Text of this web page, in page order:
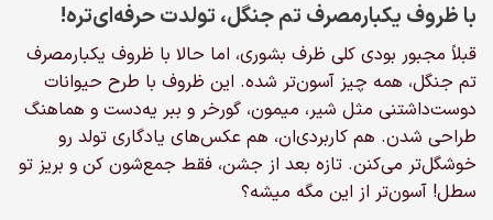
با ظروف یکبارمصرف تم جنگل، تولدت حرفه‌ای‌تره!
قبلاً مجبور بودی کلی ظرف بشوری، اما حالا با ظروف یکبارمصرف
تم جنگل، همه چیز آسون‌تر شده. این ظروف با طرح حیوانات
دوست‌داشتنی مثل شیر، میمون، گورخر و ببر یه‌دست و هماهنگ
طراحی شدن. هم کاربردی‌ان، هم عکس‌های یادگاری تولد رو
خوشگل‌تر می‌کنن. تازه بعد از جشن، فقط جمع‌شون کن و بریز تو
سطل! آسون‌تر از این مگه میشه؟